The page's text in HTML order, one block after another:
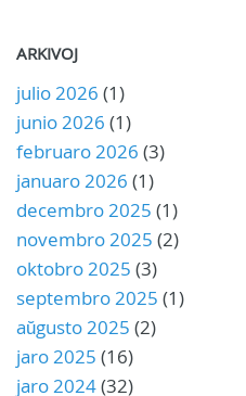
ARKIVOJ
julio 2026 (1)
junio 2026 (1)
februaro 2026 (3)
januaro 2026 (1)
decembro 2025 (1)
novembro 2025 (2)
oktobro 2025 (3)
septembro 2025 (1)
aŭgusto 2025 (2)
jaro 2025 (16)
jaro 2024(32)